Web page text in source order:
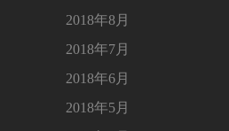
2018年8月
2018年7月
2018年6月
2018年5月